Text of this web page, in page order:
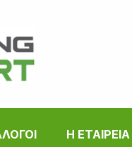
Η ΕΤΑΙΡΕΙΑ